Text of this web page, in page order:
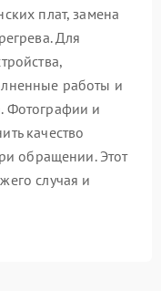
плат, замена
Для
работы и
Фотографии и
качество
обращении. Этот
случая и